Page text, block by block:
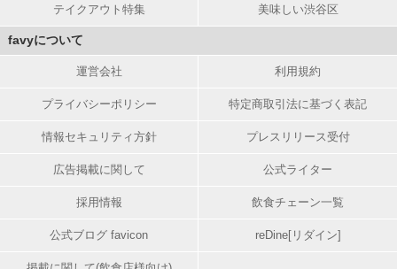
テイクアウト特集 美味しい渋谷区
favyについて
運営会社 利用規約
プライバシーポリシー 特定商取引法に基づく表記
情報セキュリティ方針 プレスリリース受付
広告掲載に関して 公式ライター
採用情報 飲食チェーン一覧
公式ブログ favicon reDine[リダイン]